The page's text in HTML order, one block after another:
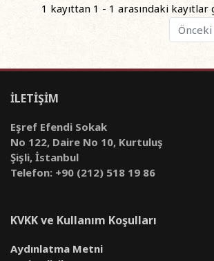
1 kayıttan 1 - 1 arasındaki
Önceki
İLETİŞİM
Eşref Efendi Sokak
No 122, Daire No 10, Kurtuluş
Şişli, İstanbul
Telefon: +90 (212) 518 19 86
KVKK ve Kullanım Koşulları
Aydınlatma Metni